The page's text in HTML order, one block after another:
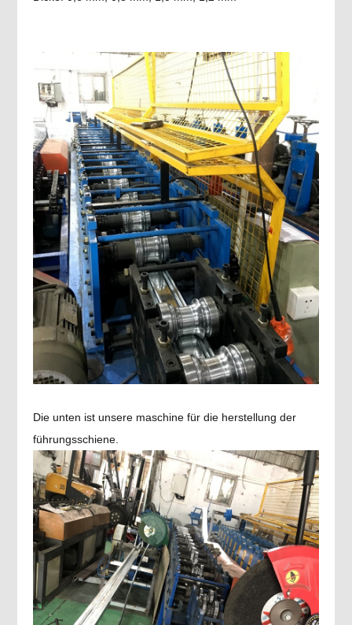
Die unten ist unsere maschine für die herstellung der
führungsschiene.